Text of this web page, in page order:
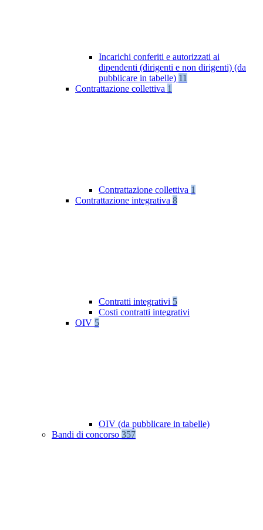
Incarichi conferiti e autorizzati ai
dipendenti (dirigenti e non dirigenti) (da
pubblicare in tabelle) 11
Contrattazione collettiva 1
Contrattazione collettiva 1
Contrattazione integrativa 8
Contratti integrativi 5
Costi contratti integrativi
OIV 5
OIV (da pubblicare in tabelle)
Bandi di concorso 357